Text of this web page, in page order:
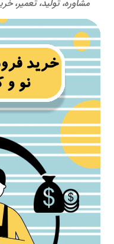
مشاوره، تولید، تعمیر،